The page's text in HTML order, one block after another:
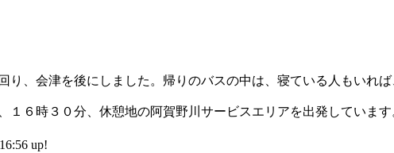
り、会津を後にしました。帰りのバスの中は、寝ている人もいれば
１６時３０分、休憩地の阿賀野川サービスエリアを出発していま
up!